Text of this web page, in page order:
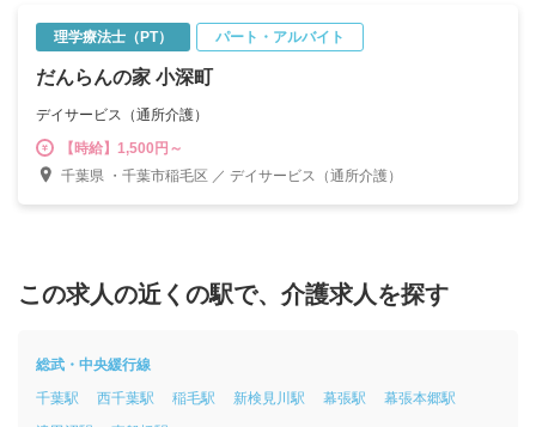
理学療法士（PT） パート・アルバイト
だんらんの家 小深町
デイサービス（通所介護）
【時給】1,500円～
千葉県 ・千葉市稲毛区 ／ デイサービス（通所介護）
この求人の近くの駅で、介護求人を探す
総武・中央緩行線
千葉駅
西千葉駅 稲毛駅 新検見川駅 幕張駅
幕張本郷駅